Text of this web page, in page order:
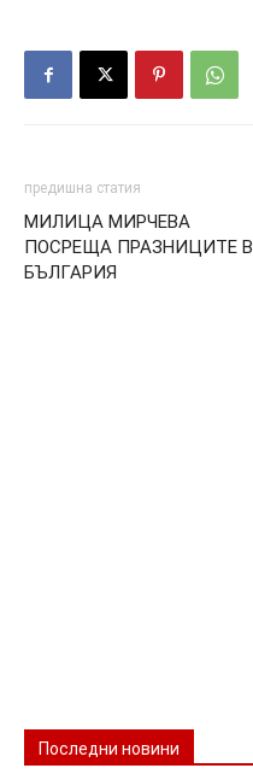
предишна статия
МИЛИЦА МИРЧЕВА
ПОСРЕЩА ПРАЗНИЦИТЕ В
БЪЛГАРИЯ
Последни новини